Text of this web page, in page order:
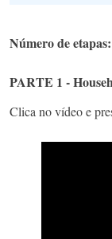
Número de etapas
PARTE 1 -
Clica no vídeo e